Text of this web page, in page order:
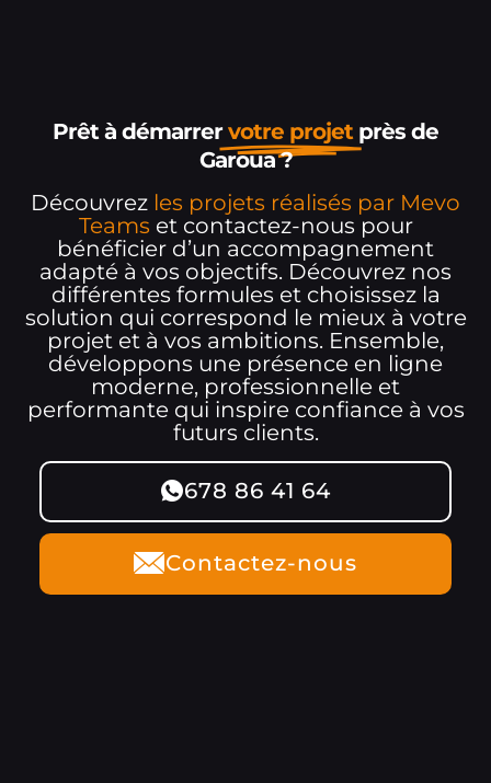
Prêt à démarrervotre projet près de
Garoua ?
Découvrez les projets réalisés par Mevo
Teams et contactez-nous pour
bénéficier d’un accompagnement
adapté à vos objectifs. Découvrez nos
différentes formules et choisissez la
solution qui correspond le mieux à votre
projet et à vos ambitions. Ensemble,
développons une présence en ligne
moderne, professionnelle et
performante qui inspire confiance à vos
futurs clients.
678 86 41 64
Contactez-nous